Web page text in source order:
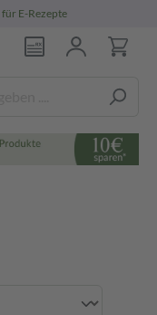
E-Rezepte